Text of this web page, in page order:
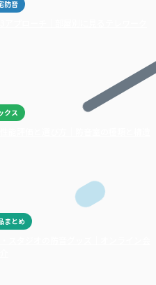
防音
クス
能評価と選び方｜防音室の種類と構造
まとめ